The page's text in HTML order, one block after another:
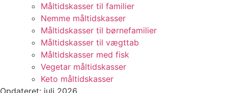
Måltidskasser til familier
Nemme måltidskasser
Måltidskasser til børnefamilier
Måltidskasser til vægttab
Måltidskasser med fisk
Vegetar måltidskasser
Keto måltidskasser